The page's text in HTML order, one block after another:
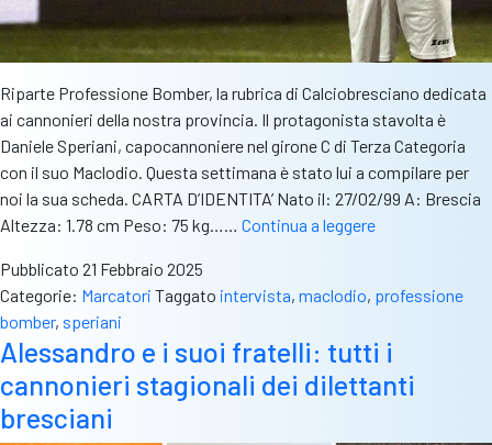
Riparte Professione Bomber, la rubrica di Calciobresciano dedicata
ai cannonieri della nostra provincia. Il protagonista stavolta è
Daniele Speriani, capocannoniere nel girone C di Terza Categoria
con il suo Maclodio. Questa settimana è stato lui a compilare per
noi la sua scheda. CARTA D’IDENTITA’ Nato il: 27/02/99 A: Brescia
Altezza: 1.78 cm Peso: 75 kg…… Continua a leggereProfessione
Daniele
“Faccio
gol
Pubblicato 21 Febbraio 2025
Categorie: Marcatori Taggato intervista, maclodio, professione
bomber, speriani
Alessandro e i suoi fratelli: tutti i
cannonieri stagionali dei dilettanti
bresciani